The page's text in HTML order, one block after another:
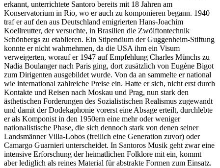
erkannt, unterrichtete Santoro bereits mit 18 Jahren am
Konservatorium in Rio, wo er auch zu komponieren begann. 1940
traf er auf den aus Deutschland emigrierten Hans-Joachim
Koellreutter, der versuchte, in Brasilien die Zwölftontechnik
Schönbergs zu etablieren. Ein Stipendium der Guggenheim-Stiftung
konnte er nicht wahrnehmen, da die USA ihm ein Visum
verweigerten, worauf er 1947 auf Empfehlung Charles Münchs zu
Nadia Boulanger nach Paris ging, dort zusätzlich von Eugène Bigot
zum Dirigenten ausgebildet wurde. Von da an sammelte er national
wie international zahlreiche Preise ein. Hatte er sich, nicht erst durch
Kontakte und Reisen nach Moskau und Prag, nun stark den
ästhetischen Forderungen des Sozialistischen Realismus zugewandt
und damit der Dodekaphonie vorerst eine Absage erteilt, durchlebte
er als Komponist in den 1950ern eine mehr oder weniger
nationalistische Phase, die sich dennoch stark von denen seiner
Landsmänner Villa-Lobos (freilich eine Generation zuvor) oder
Camargo Guarnieri unterscheidet. In Santoros Musik geht zwar eine
intensive Erforschung der heimatlichen Folklore mit ein, kommt
aber lediglich als reines Material für abstrakte Formen zum Einsatz.